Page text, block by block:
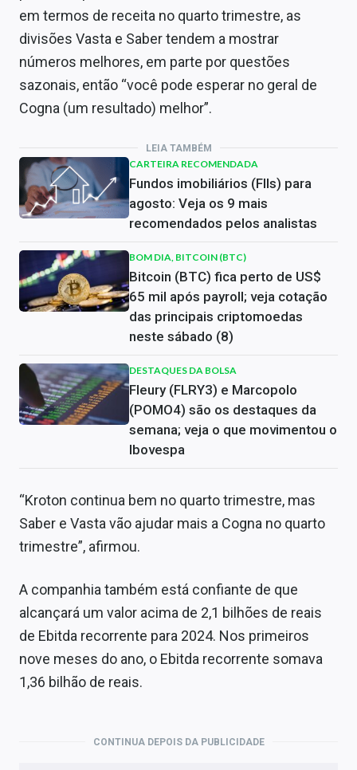
em termos de receita no quarto trimestre, as
divisões Vasta e Saber tendem a mostrar
números melhores, em parte por questões
sazonais, então “você pode esperar no geral de
Cogna (um resultado) melhor”.
LEIA TAMBÉM
CARTEIRA RECOMENDADA
Fundos imobiliários (FIIs) para
agosto: Veja os 9 mais
recomendados pelos analistas
BOM DIA, BITCOIN (BTC)
Bitcoin (BTC) fica perto de US$
65 mil após payroll; veja cotação
das principais criptomoedas
neste sábado (8)
DESTAQUES DA BOLSA
Fleury (FLRY3) e Marcopolo
(POMO4) são os destaques da
semana; veja o que movimentou o
Ibovespa
“Kroton continua bem no quarto trimestre, mas
Saber e Vasta vão ajudar mais a Cogna no quarto
trimestre”, afirmou.
A companhia também está confiante de que
alcançará um valor acima de 2,1 bilhões de reais
de Ebitda recorrente para 2024. Nos primeiros
nove meses do ano, o Ebitda recorrente somava
1,36 bilhão de reais.
CONTINUA DEPOIS DA PUBLICIDADE